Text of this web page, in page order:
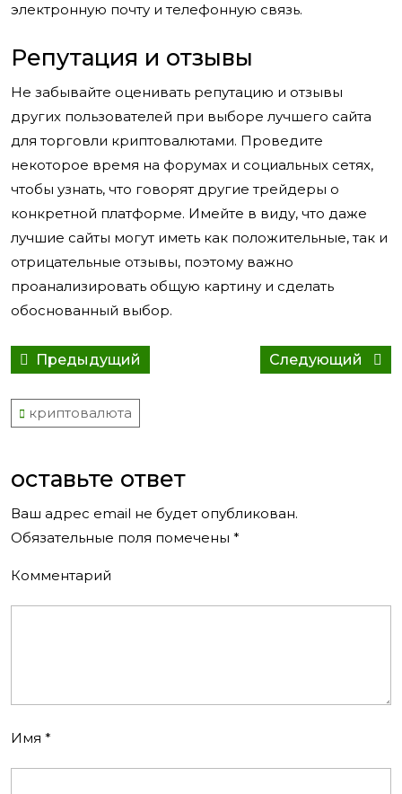
электронную почту и телефонную связь.
Репутация и отзывы
Не забывайте оценивать репутацию и отзывы
других пользователей при выборе лучшего сайта
для торговли криптовалютами. Проведите
некоторое время на форумах и социальных сетях,
чтобы узнать, что говорят другие трейдеры о
конкретной платформе. Имейте в виду, что даже
лучшие сайты могут иметь как положительные, так и
отрицательные отзывы, поэтому важно
проанализировать общую картину и сделать
обоснованный выбор.
Навигация
по
записям
Предыдущий Следующий
криптовалюта
оставьте ответ
Ваш адрес email не будет опубликован.
Обязательные поля помечены *
Комментарий
Имя *